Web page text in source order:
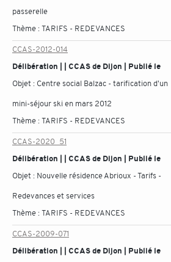
passerelle
Thème :TARIFS - REDEVANCES
CCAS-2012-014
Délibération | | CCAS de Dijon | Publié le
Objet : Centre social Balzac - tarification d'un
mini-séjour ski en mars 2012
Thème :TARIFS - REDEVANCES
CCAS-2020_51
Délibération | | CCAS de Dijon | Publié le
Objet : Nouvelle résidence Abrioux - Tarifs -
Redevances et services
Thème :TARIFS - REDEVANCES
CCAS-2009-071
Délibération | | CCAS de Dijon | Publié le